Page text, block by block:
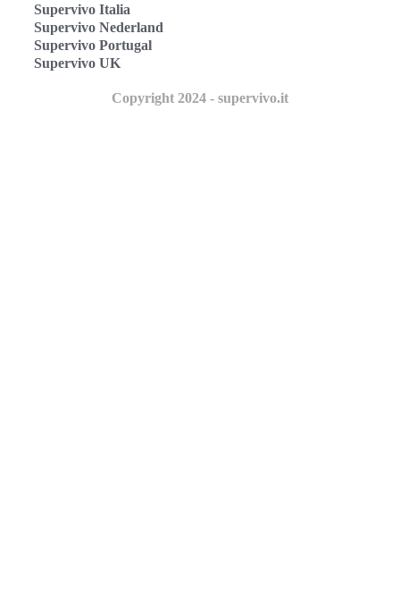
Supervivo Italia
Supervivo Nederland
Supervivo Portugal
Supervivo UK
Copyright 2024 - supervivo.it